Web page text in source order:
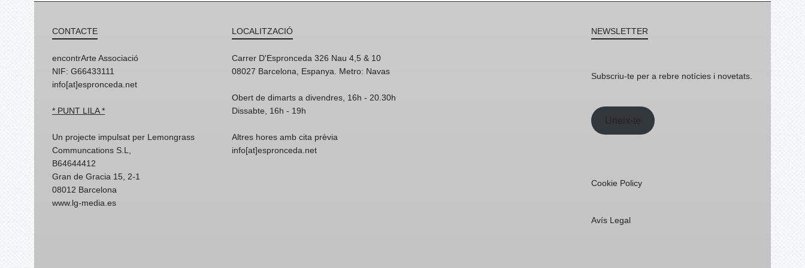
CONTACTE
encontrArte Associació
NIF: G66433111
info[at]espronceda.net
* PUNT LILA *
Un projecte impulsat per Lemongrass
Communcations S.L,
B64644412
Gran de Gracia 15, 2-1
08012 Barcelona
www.lg-media.es
LOCALITZACIÓ
Carrer D'Espronceda 326 Nau 4,5 & 10
08027 Barcelona, Espanya. Metro: Navas
Obert de dimarts a divendres, 16h - 20.30h
Dissabte, 16h - 19h
Altres hores amb cita prèvia
info[at]espronceda.net
NEWSLETTER
Subscriu-te per a rebre notícies i novetats.
Uneix-te
Cookie Policy
Avís Legal